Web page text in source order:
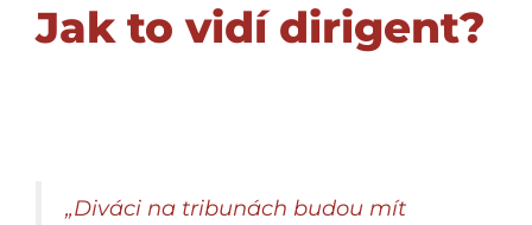
Jak to vidí dirigent?
„Diváci na tribunách budou mít